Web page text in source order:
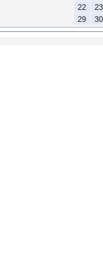
22
23
29
30